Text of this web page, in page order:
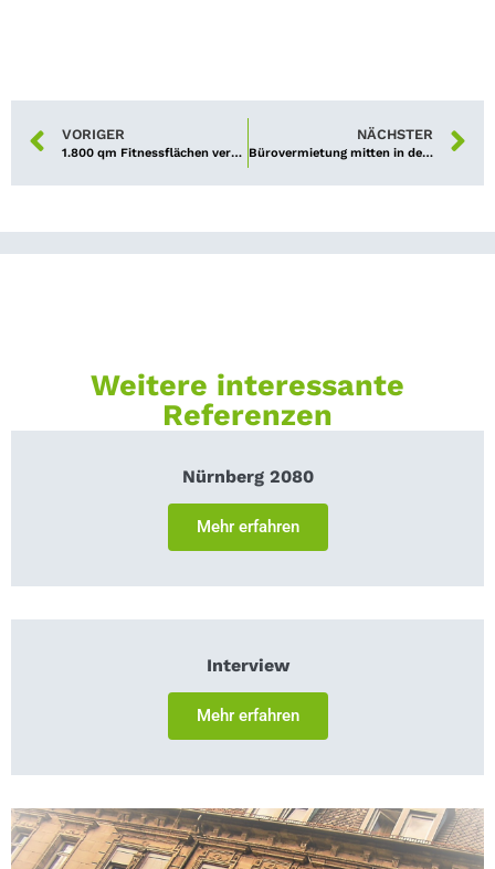
VORIGER
1.800 qm Fitnessflächen vermietet
NÄCHSTER
Bürovermietung mitten in der Stadt
Weitere interessante
Referenzen
Nürnberg 2080
Mehr erfahren
Interview
Mehr erfahren